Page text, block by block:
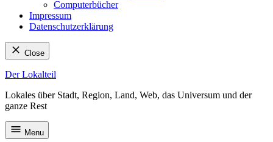
Computerbücher
Impressum
Datenschutzerklärung
Close
Skip
content
Der Lokalteil
Lokales über Stadt, Region, Land, Web, das Universum und der
ganze Rest
Menu